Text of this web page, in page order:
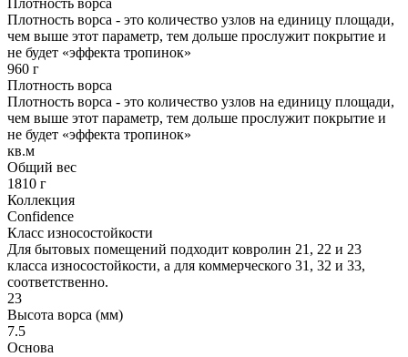
Плотность ворса
Плотность ворса - это количество узлов на единицу площади,
чем выше этот параметр, тем дольше прослужит покрытие и
не будет «эффекта тропинок»
960 г
Плотность ворса
Плотность ворса - это количество узлов на единицу площади,
чем выше этот параметр, тем дольше прослужит покрытие и
не будет «эффекта тропинок»
кв.м
Общий вес
1810 г
Коллекция
Confidence
Класс износостойкости
Для бытовых помещений подходит ковролин 21, 22 и 23
класса износостойкости, а для коммерческого 31, 32 и 33,
соответственно.
23
Высота ворса (мм)
7.5
Основа